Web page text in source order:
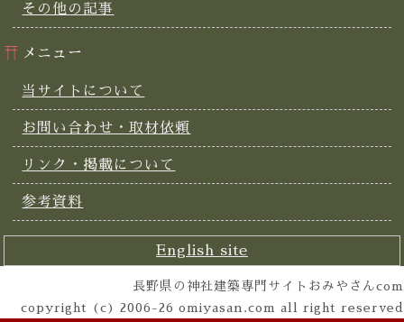
その他の記事
メニュー
当サイトについて
お問い合わせ・取材依頼
リンク・掲載について
参考資料
English site
長野県の神社建築専門サイトおみやさんcom
copyright (c) 2006-26 omiyasan.com all right reserved